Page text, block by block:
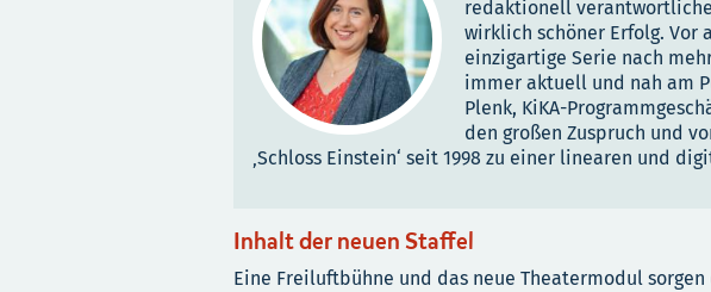
redaktionell
wirklich schöner Erfolg. Vor
einzigartige Serie nach
immer aktuell und nah am
Plenk, KiKA-
den großen Zuspruch und
‚Schloss Einstein‘ seit 1998 zu einer linearen und
Inhalt der neuen Staffel
Eine Freiluftbühne und das neue Theatermodul